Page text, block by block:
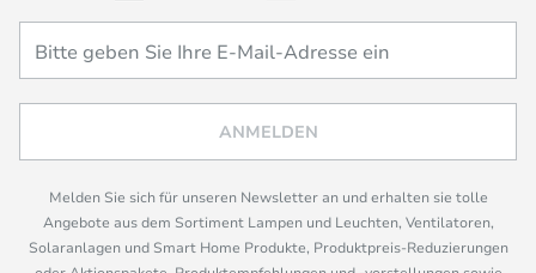
ANMELDEN
Melden Sie sich für unseren Newsletter an und erhalten sie tolle
Angebote aus dem Sortiment Lampen und Leuchten, Ventilatoren,
Solaranlagen und Smart Home Produkte, Produktpreis-Reduzierungen